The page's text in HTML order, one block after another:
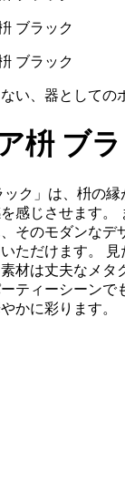
い、器としての
枡 ブ
ック」は、枡の
感じさせます。
そのモダンなデ
ただけます。
材は丈夫なメタ
ティーシーンで
かに彩ります。